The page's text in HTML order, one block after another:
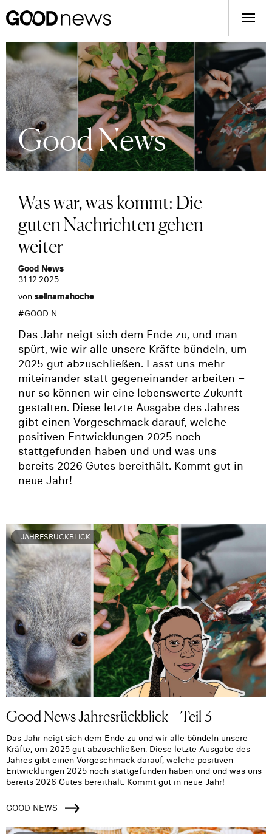
Good News
Was war, was kommt: Die
guten Nachrichten gehen
weiter
Good News
31.12.2025
von selinamahoche
#GOOD N
Das Jahr neigt sich dem Ende zu, und man
spürt, wie wir alle unsere Kräfte bündeln, um
2025 gut abzuschließen. Lasst uns mehr
miteinander statt gegeneinander arbeiten –
nur so können wir eine lebenswerte Zukunft
gestalten. Diese letzte Ausgabe des Jahres
gibt einen Vorgeschmack darauf, welche
positiven Entwicklungen 2025 noch
stattgefunden haben und und was uns
bereits 2026 Gutes bereithält. Kommt gut in
neue Jahr!
JAHRESRÜCKBLICK
Good News Jahresrückblick – Teil 3
Das Jahr neigt sich dem Ende zu und wir alle bündeln unsere
Kräfte, um 2025 gut abzuschließen. Diese letzte Ausgabe des
Jahres gibt einen Vorgeschmack darauf, welche positiven
Entwicklungen 2025 noch stattgefunden haben und und was uns
bereits 2026 Gutes bereithält. Kommt gut in neue Jahr!
GOOD NEWS